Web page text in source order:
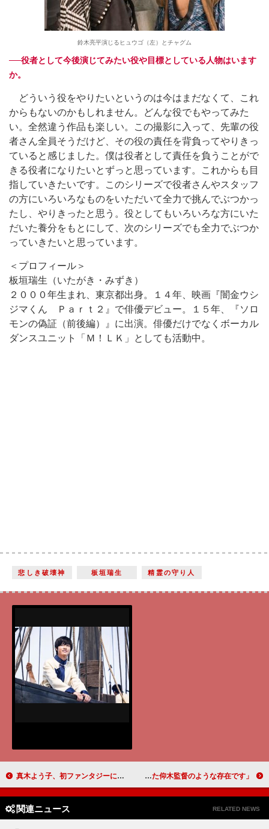
鈴木亮平演じるヒュウゴ（左）とチャグム
──役者として今後演じてみたい役や目標としている人物はいます
か。
どういう役をやりたいというのは今はまだなくて、これ
からもないのかもしれません。どんな役でもやってみた
い。全然違う作品も楽しい。この撮影に入って、先輩の役
者さん全員そうだけど、その役の責任を背負ってやりきっ
ていると感じました。僕は役者として責任を負うことがで
きる役者になりたいとずっと思っています。これからも目
指していきたいです。このシリーズで役者さんやスタッフ
の方にいろいろなものをいただいて全力で挑んでぶつかっ
たし、やりきったと思う。役としてもいろいろな方にいた
だいた養分をもとにして、次のシリーズでも全力でぶつか
っていきたいと思っています。
＜プロフィール＞
板垣瑞生（いたがき・みずき）
２０００年生まれ、東京都出身。１４年、映画『闇金ウシ
ジマくん Ｐａｒｔ２』で俳優デビュー。１５年、『ソロ
モンの偽証（前後編）』に出演。俳優だけでなくボーカル
ダンスユニット「Ｍ！ＬＫ」としても活動中。
悲しき破壊神 板垣瑞生 精霊の守り人
真木よう子、初ファンタジーに思い切りのよさ発揮 「せりふの言いまわしは自分流に」【精霊の守り人 悲しき破壊神】 「南渓和尚は、イチローを育てた仰木監督のような存在です」小林薫（南渓和尚）【「おんな城主 直虎」インタビュー】
関連ニュース RELATED NEWS